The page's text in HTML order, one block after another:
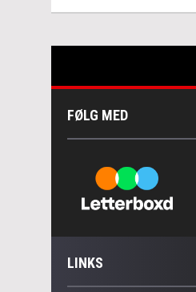
FØLG MED
LINKS